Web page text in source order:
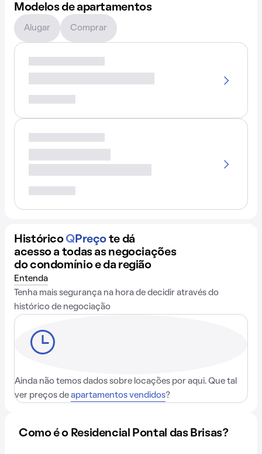
Modelos de apartamentos
Alugar Comprar
Histórico QPreço te dá
acesso a todas as negociações
do condomínio e da região
Entenda
Tenha mais segurança na hora de decidir através do
histórico de negociação
Ainda não temos dados sobre locações por aqui. Que tal
ver preços de apartamentos vendidos?
Como é o Residencial Pontal das Brisas?